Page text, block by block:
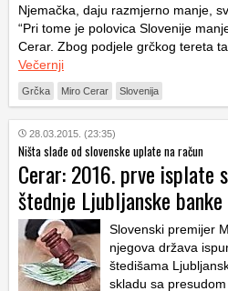
Njemačka, daju razmjerno manje,
“Pri tome je polovica Slovenije
Cerar. Zbog podjele grčkog tereta
Večernji
Grčka Miro Cerar Slovenija
28.03.2015. (23:35)
Ništa slađe od slovenske uplate na račun
Cerar: 2016. prve isplate
štednje Ljubljanske banke
Slovenski premijer
njegova država
štedišama
skladu sa